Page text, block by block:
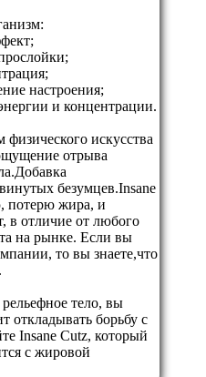
настроения;
и концентрации.
физического искусства
отрыва
безумцев.Insane
потерю жира, и
в отличие от любого
на рынке. Если вы
то вы знаете,что
тело, вы
откладывать борьбу с
Insane Cutz, который
с жировой